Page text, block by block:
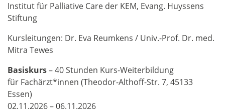
Institut für Palliative Care der KEM, Evang. Huyssens
Stiftung
Kursleitungen: Dr. Eva Reumkens / Univ.-Prof. Dr. med.
Mitra Tewes
Basiskurs– 40 Stunden Kurs-Weiterbildung
für Fachärzt*innen (Theodor-Althoff-Str. 7, 45133
Essen)
02.11.2026 – 06.11.2026